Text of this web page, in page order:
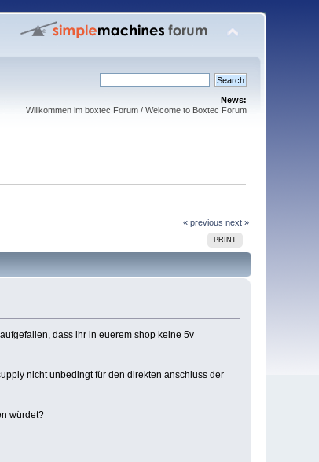
News:
Willkommen im boxtec Forum / Welcome to Boxtec Forum
« previous next »
PRINT
dass ihr in euerem shop keine 5v
nicht unbedingt für den direkten anschluss der
würdet?